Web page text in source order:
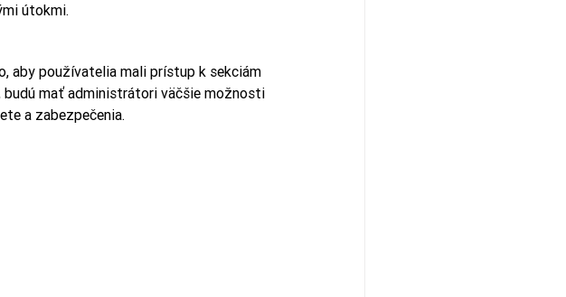
útokmi.
aby používatelia mali prístup k sekciám
mať administrátori väčšie možnosti
a zabezpečenia.